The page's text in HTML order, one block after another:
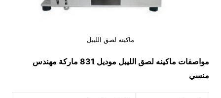
ماكينه لصق الليبل
مواصفات ماكينه لصق الليبل
موديل 831 ماركة مهندس
منسي